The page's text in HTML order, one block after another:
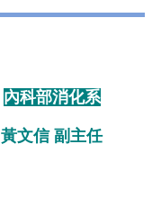
內科部消化系
黃文信 副主任